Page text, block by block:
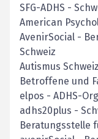
SFG-ADHS -
American
AvenirSocial -
Schweiz
Autismus
Betroffene und
elpos - ADHS-
adhs20plus -
Beratungsstelle